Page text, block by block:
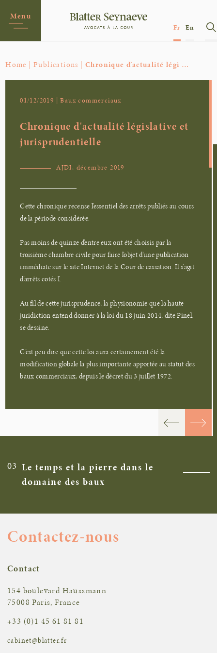
Menu
Fr En
Home | Publications | Chronique d’actualité légi …
01/12/2019 | Baux commerciaux
Chronique d'actualité législative et
jurisprudentielle
AJDI, décembre 2019
Cette chronique recense l’essentiel des arrêts publiés au cours
de la période considérée.
Pas moins de quinze d’entre eux ont été choisis par la
troisième chambre civile pour faire l’objet d’une publication
immédiate sur le site Internet de la Cour de cassation. Il s’agit
d’arrêts cotés I.
Au fil de cette jurisprudence, la physionomie que la haute
juridiction entend donner à la loi du 18 juin 2014, dite Pinel,
se dessine.
C’est peu dire que cette loi aura certainement été la
modification globale la plus importante apportée au statut des
baux commerciaux, depuis le décret du 3 juillet 1972.
03 Le temps et la pierre dans le
domaine des baux
Contactez-nous
Contact
154 boulevard Haussmann
75008 Paris, France
+33 (0)1 45 61 81 81
cabinet@blatter.fr